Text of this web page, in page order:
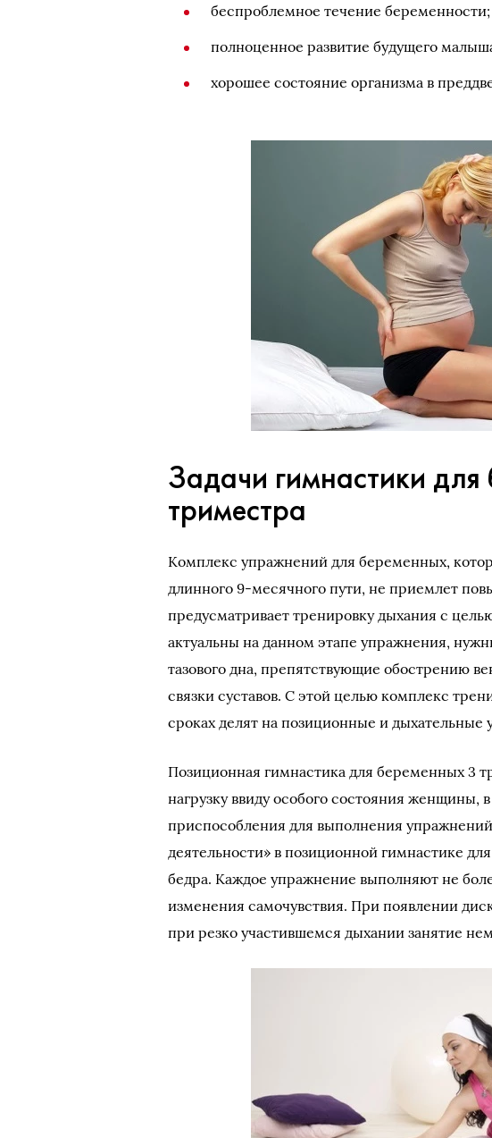
беспроблемное течение беременности;
полноценное развитие будущего
хорошее состояние организма в
Задачи гимнастики
триместра
Комплекс упражнений для беременных,
длинного 9-месячного пути, не приемлет
предусматривает тренировку дыхания с
актуальны на данном этапе упражнения,
тазового дна, препятствующие обострению
связки суставов. С этой целью комплекс
сроках делят на позиционные и дыхательные
Позиционная гимнастика для беременных 3
нагрузку ввиду особого состояния женщины,
приспособления для выполнения
деятельности» в позиционной гимнастике
бедра. Каждое упражнение выполняют не
изменения самочувствия. При появлении
при резко участившемся дыхании занятие